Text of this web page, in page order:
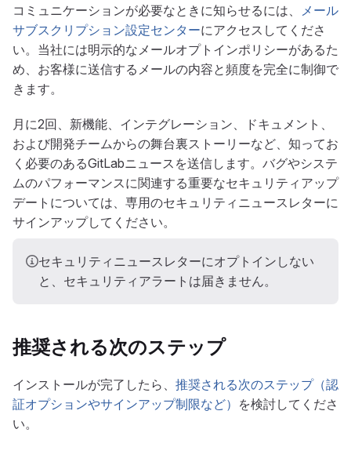
コミュニケーションが必要なときに知らせるには、 メール
サブスクリプション設定センターにアクセスしてくださ
い。当社には明示的なメールオプトインポリシーがあるた
め、お客様に送信するメールの内容と頻度を完全に制御で
きます。
月に2回、新機能、インテグレーション、ドキュメント、
および開発チームからの舞台裏ストーリーなど、知ってお
く必要のあるGitLabニュースを送信します。バグやシステ
ムのパフォーマンスに関連する重要なセキュリティアップ
デートについては、専用のセキュリティニュースレターに
サインアップしてください。
セキュリティニュースレターにオプトインしない
と、セキュリティアラートは届きません。
推奨される次のステップ
インストールが完了したら、 推奨される次のステップ（認
証オプションやサインアップ制限など） を検討してくださ
い。